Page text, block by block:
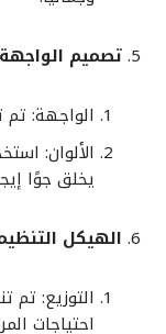
تصميم الواجهة
الواجهة:
الألوان:
يخلق جوًا
الهيكل
التوزيع:
احتياجات